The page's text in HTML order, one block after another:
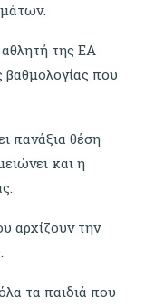
αθλητή της ΕΑ
βαθμολογίας που
πανάξια θέση
και η
αρχίζουν την
τα παιδιά που